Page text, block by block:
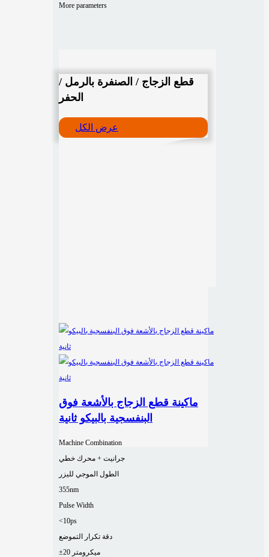
More parameters
قطع الزجاج / الصنفرة بالرمل /
الحفر
عرض الكل
ماكينة قطع الزجاج بالأشعة فوق
البنفسجية بالبيكو ثانية
Machine Combination
جرانيت + محرك خطي
الطول الموجي لليزر
355nm
Pulse Width
<10ps
دقة تكرار التموضع
±20 ميكرومتر